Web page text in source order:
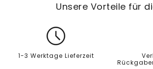
Unsere Vorteile für
1-3 Werktage Lieferzeit